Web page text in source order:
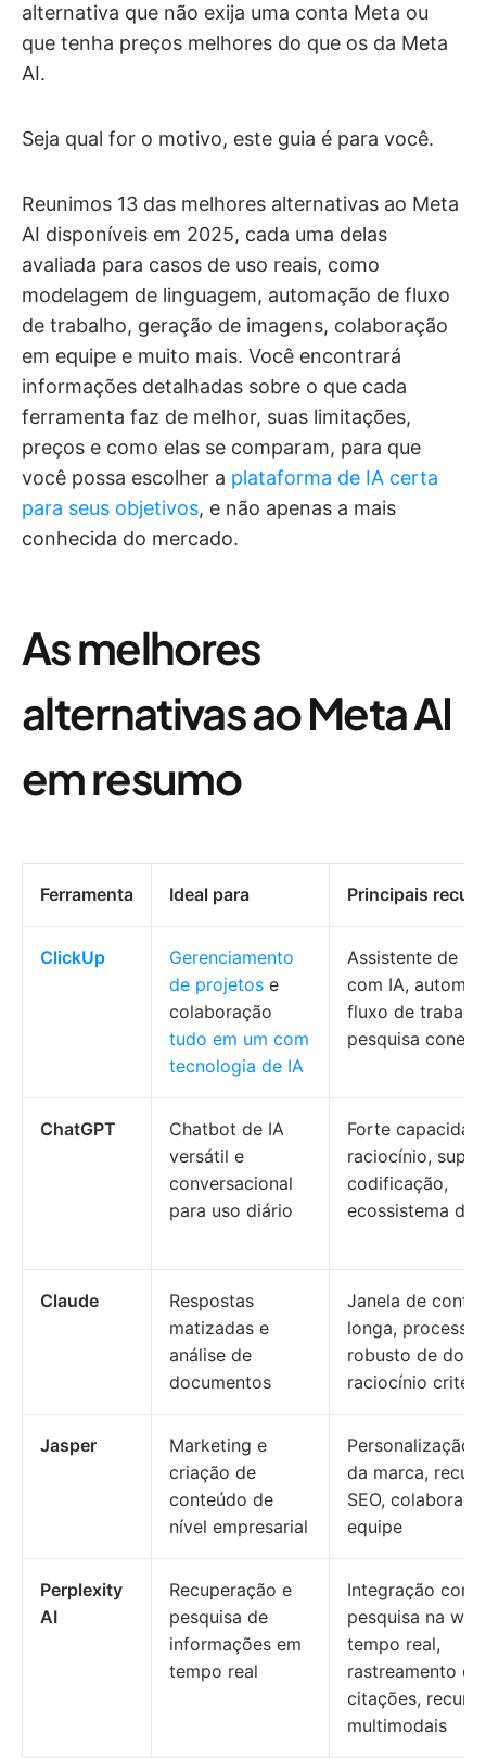
alternativa que não exija uma conta Meta ou
que tenha preços melhores do que os da Meta
AI.
Seja qual for o motivo, este guia é para você.
Reunimos 13 das melhores alternativas ao Meta
AI disponíveis em 2025, cada uma delas
avaliada para casos de uso reais, como
modelagem de linguagem, automação de fluxo
de trabalho, geração de imagens, colaboração
em equipe e muito mais. Você encontrará
informações detalhadas sobre o que cada
ferramenta faz de melhor, suas limitações,
preços e como elas se comparam, para que
você possa escolher a plataforma de IA certa
para seus objetivos, e não apenas a mais
conhecida do mercado.
As melhores
alternativas ao Meta AI
em resumo
Ferramenta Ideal para Principais
ClickUp
Gerenciamento
de projetos e
colaboração
tudo em um com
tecnologia de IA
Assistente de
com IA,
fluxo de
pesquisa
ChatGPT
Chatbot de IA
versátil e
conversacional
para uso diário
Forte
raciocínio,
codificação,
ecossistema de
Claude
Respostas
matizadas e
análise de
documentos
Janela de
longa,
robusto de
raciocínio
Jasper
Marketing e
criação de
conteúdo de
nível empresarial
Personalização
da marca,
SEO,
equipe
Perplexity
AI
Recuperação e
pesquisa de
informações em
tempo real
Integração com
pesquisa na
tempo real,
rastreamento de
citações,
multimodais